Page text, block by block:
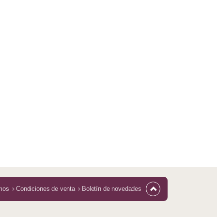
Condiciones de venta Boletín de novedades